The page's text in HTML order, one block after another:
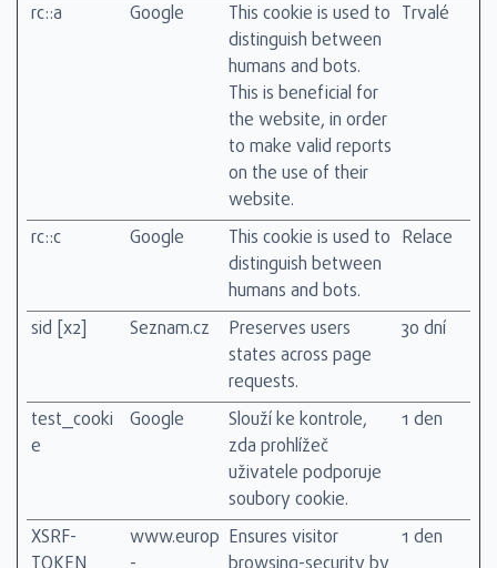
rc::a Google
This cookie is used to
distinguish between
humans and bots.
This is beneficial for
the website, in order
to make valid reports
on the use of their
website.
Trvalé
rc::c Google
This cookie is used to
distinguish between
humans and bots.
Relace
sid [x2] Seznam.cz
Preserves users
states across page
requests.
30 dní
test_cooki
e
Google
Slouží ke kontrole,
zda prohlížeč
uživatele podporuje
soubory cookie.
1 den
XSRF-
www.europ Ensures visitor
1 den